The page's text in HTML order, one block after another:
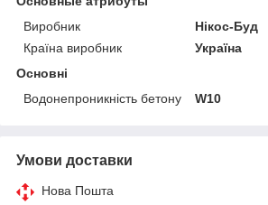
Виробник
Нікос-Буд
Країна виробник
Україна
Основні
Водонепроникність бетону
W10
Умови доставки
Нова Пошта